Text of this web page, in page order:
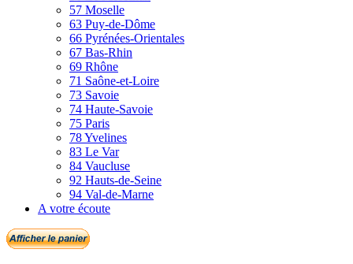
57 Moselle
63 Puy-de-Dôme
66 Pyrénées-Orientales
67 Bas-Rhin
69 Rhône
71 Saône-et-Loire
73 Savoie
74 Haute-Savoie
75 Paris
78 Yvelines
83 Le Var
84 Vaucluse
92 Hauts-de-Seine
94 Val-de-Marne
A votre écoute